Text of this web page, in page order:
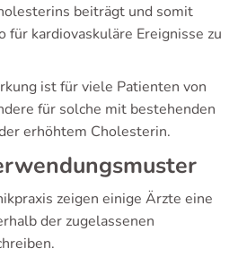
beiträgt und somit
für kardiovaskuläre Ereignisse zu
ist für viele Patienten von
für solche mit bestehenden
erhöhtem Cholesterin.
zeigen einige Ärzte eine
der zugelassenen